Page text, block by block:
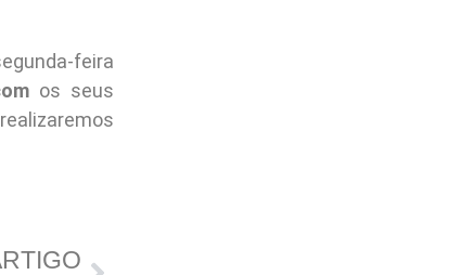
feira
os seus